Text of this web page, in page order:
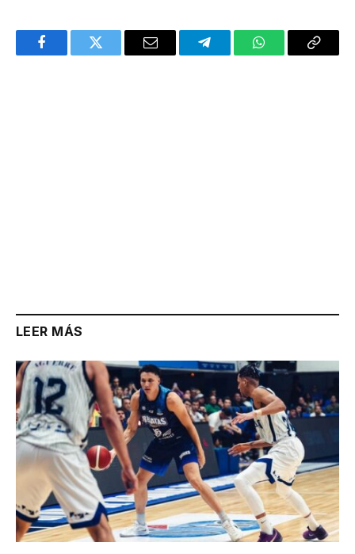
FacebookTwitter Email TelegramWhatsAppCopy
LEER MÁS